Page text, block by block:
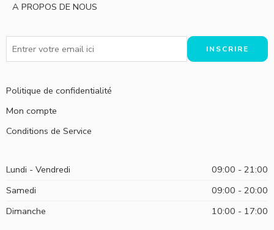
A PROPOS DE NOUS
Politique de confidentialité
Mon compte
Conditions de Service
Lundi - Vendredi
09:00 - 21:00
Samedi
09:00 - 20:00
Dimanche
10:00 - 17:00